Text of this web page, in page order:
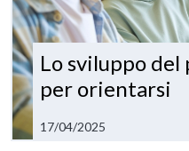
Lo sviluppo
per orientarsi
17/04/2025